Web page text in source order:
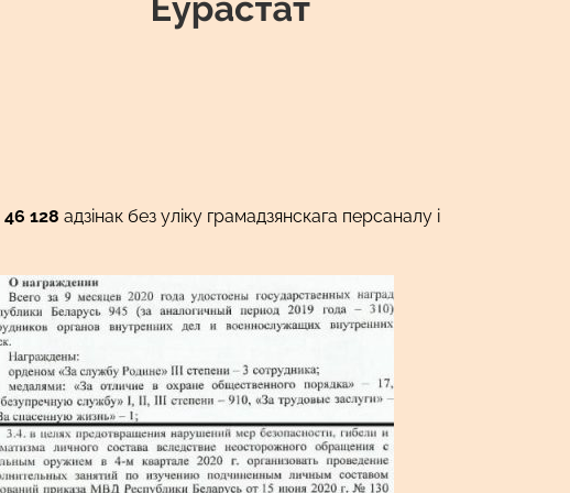
46 128 адзінак без уліку грамадзянскага персаналу і